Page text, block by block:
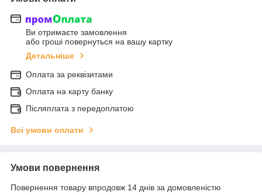
Ви отримаєте замовлення
або гроші повернуться на вашу картку
Детальніше
Оплата за реквізитами
Оплата на карту банку
Післяплата з передоплатою
Всі умови оплати
Умови повернення
Повернення товару впродовж 14 днів за домовленістю